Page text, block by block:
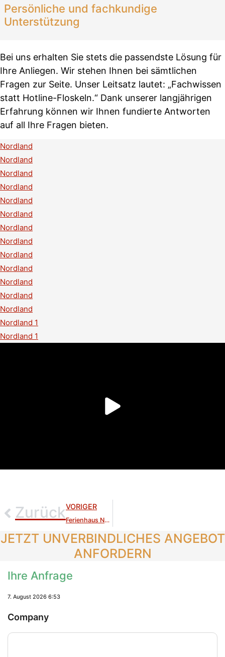
Persönliche und fachkundige
Unterstützung
Bei uns erhalten Sie stets die passendste Lösung für
Ihre Anliegen. Wir stehen Ihnen bei sämtlichen
Fragen zur Seite. Unser Leitsatz lautet: „Fachwissen
statt Hotline-Floskeln.“ Dank unserer langjährigen
Erfahrung können wir Ihnen fundierte Antworten
auf all Ihre Fragen bieten.
Nordland
Nordland
Nordland
Nordland
Nordland
Nordland
Nordland
Nordland
Nordland
Nordland
Nordland
Nordland
Nordland
Nordland 1
Nordland 1
ZurückVORIGER
Ferienhaus Nordland Deluxe
JETZT UNVERBINDLICHES ANGEBOT
ANFORDERN
Ihre Anfrage
7. August 2026 6:53
Company